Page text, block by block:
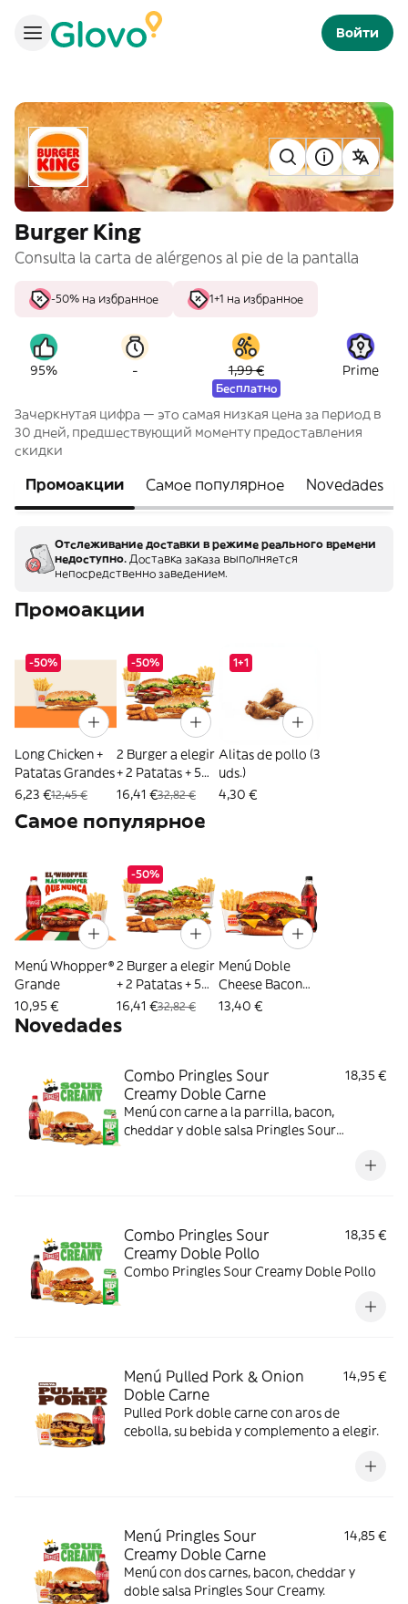
Войти
Burger King
Consulta la carta de alérgenos al pie de la pantalla
-50% на избранное 1+1 на избранное
95% - 1,99 €
Бесплатно
Prime
Зачеркнутая цифра — это самая низкая цена за период в
30 дней, предшествующий моменту предоставления
скидки
Промоакции Самое популярное Novedades
Отслеживание доставки в режиме реального времени
недоступно. Доставка заказа выполняется
непосредственно заведением.
Промоакции
-50%
Long Chicken +
Patatas Grandes
6,23 €12,45 €
-50%
2 Burger a elegir
+ 2 Patatas + 5
Nuggets
16,41 €32,82 €
1+1
Alitas de pollo (3
uds.)
4,30 €
Самое популярное
Menú Whopper®
Grande
10,95 €
-50%
2 Burger a elegir
+ 2 Patatas + 5
Nuggets
16,41 €32,82 €
Menú Doble
Cheese Bacon
XXL®
13,40 €
Novedades
Combo Pringles Sour
Creamy Doble Carne
18,35 €
Menú con carne a la parrilla, bacon,
cheddar y doble salsa Pringles Sour
Combo Pringles Sour
Creamy Doble Pollo
18,35 €
Combo Pringles Sour Creamy Doble Pollo
Menú Pulled Pork & Onion
Doble Carne
14,95 €
Pulled Pork doble carne con aros de
cebolla, su bebida y complemento a elegir.
Menú Pringles Sour
Creamy Doble Carne
14,85 €
Menú con dos carnes, bacon, cheddar y
doble salsa Pringles Sour Creamy.